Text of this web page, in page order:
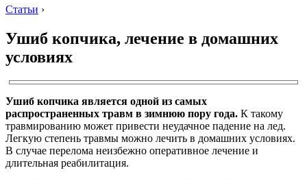
Статьи ›
Ушиб копчика, лечение в домашних
условиях
Ушиб копчика является одной из самых
распространенных травм в зимнюю пору года. К такому
травмированию может привести неудачное падение на лед.
Легкую степень травмы можно лечить в домашних условиях.
В случае перелома неизбежно оперативное лечение и
длительная реабилитация.